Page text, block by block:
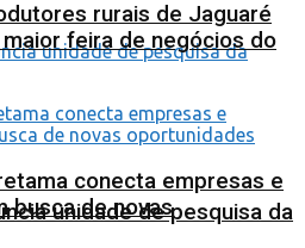
unidade de pesquisa da
rurais de Jaguaré
feira de negócios do
conecta empresas e
busca de novas